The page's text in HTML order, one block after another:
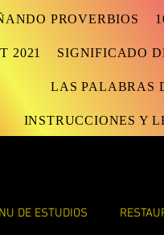
PROVERBIOS
2021 SIGNIFICADO
LAS PALABRAS
INSTRUCCIONES Y
DE ESTUDIOS